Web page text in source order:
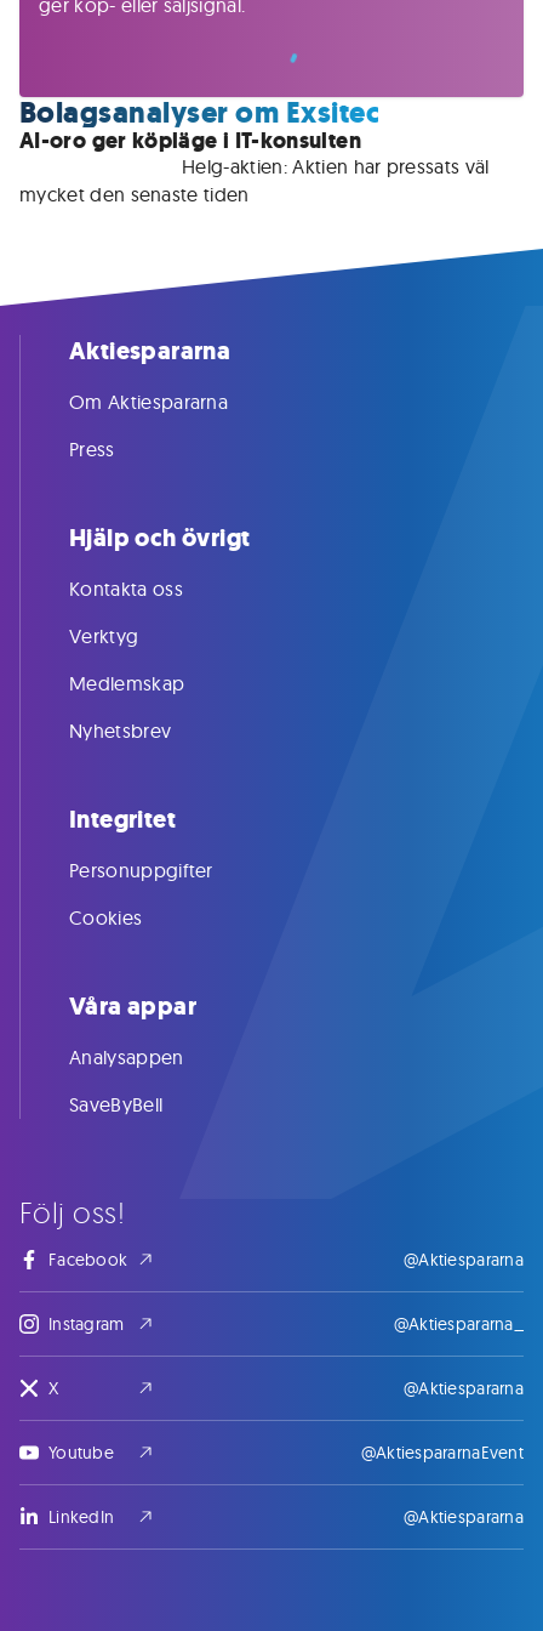
ger köp- eller säljsignal.
Bolagsanalyser om Exsitec
AI-oro ger köpläge i IT-konsulten
Helg-aktien: Aktien har pressats väl
mycket den senaste tiden
Följ oss!
Facebook @Aktiespararna
Instagram @Aktiespararna_
X @Aktiespararna
Youtube @AktiespararnaEvent
LinkedIn @Aktiespararna
Aktiespararna
Om Aktiespararna
Press
Hjälp och övrigt
Kontakta oss
Verktyg
Medlemskap
Nyhetsbrev
Integritet
Personuppgifter
Cookies
Våra appar
Analysappen
SaveByBell